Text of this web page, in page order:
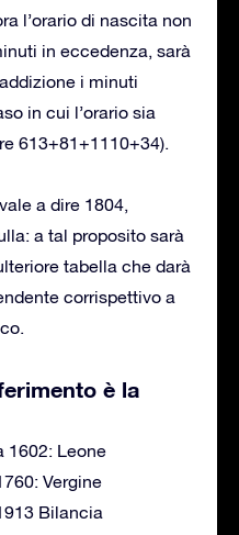
l’orario di nascita non
in eccedenza, sarà
i minuti
in cui l’orario sia
613+81+1110+34).
a dire 1804,
a tal proposito sarà
tabella che darà
corrispettivo a
è la
1602: Leone
Vergine
Bilancia